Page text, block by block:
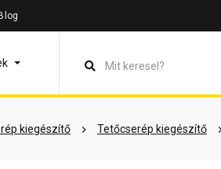
Blog
kiegészítő Tetőcserép kiegészítő
Vásárlói vélemények